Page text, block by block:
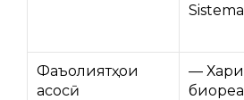
Фаъолиятҳои
асосӣ
—